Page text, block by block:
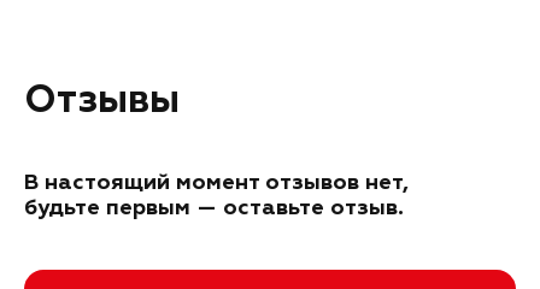
Отзывы
В настоящий момент отзывов нет,
будьте первым — оставьте отзыв.